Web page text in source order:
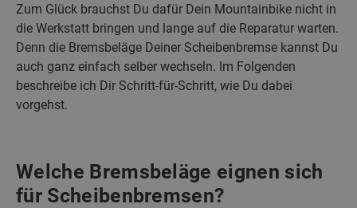
Zum Glück brauchst Du dafür Dein Mountainbike nicht in
die Werkstatt bringen und lange auf die Reparatur warten.
Denn die Bremsbeläge Deiner Scheibenbremse kannst Du
auch ganz einfach selber wechseln. Im Folgenden
beschreibe ich Dir Schritt-für-Schritt, wie Du dabei
vorgehst.
Welche Bremsbeläge eignen sich
für Scheibenbremsen?